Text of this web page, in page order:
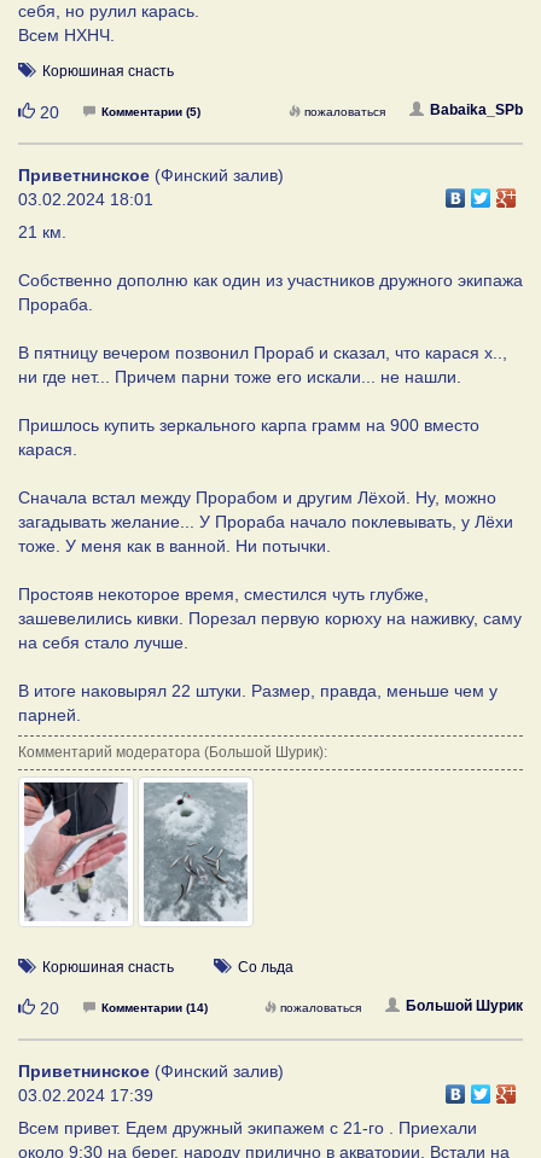
себя, но рулил карась.
Всем НХНЧ.
Корюшиная снасть
Нравится
20 Комментарии (5) Babaika_SPb
пожаловаться
Приветнинское (Финский залив)
03.02.2024 18:01
21 км.
Собственно дополню как один из участников дружного экипажа
Прораба.
В пятницу вечером позвонил Прораб и сказал, что карася х..,
ни где нет... Причем парни тоже его искали... не нашли.
Пришлось купить зеркального карпа грамм на 900 вместо
карася.
Сначала встал между Прорабом и другим Лёхой. Ну, можно
загадывать желание... У Прораба начало поклевывать, у Лёхи
тоже. У меня как в ванной. Ни потычки.
Простояв некоторое время, сместился чуть глубже,
зашевелились кивки. Порезал первую корюху на наживку, саму
на себя стало лучше.
В итоге наковырял 22 штуки. Размер, правда, меньше чем у
парней.
Комментарий модератора (Большой Шурик):
Корюшиная снасть Со льда
Нравится
20 Комментарии (14) Большой Шурик
пожаловаться
Приветнинское (Финский залив)
03.02.2024 17:39
Всем привет. Едем дружный экипажем с 21-го . Приехали
около 9:30 на берег, народу прилично в акватории. Встали на